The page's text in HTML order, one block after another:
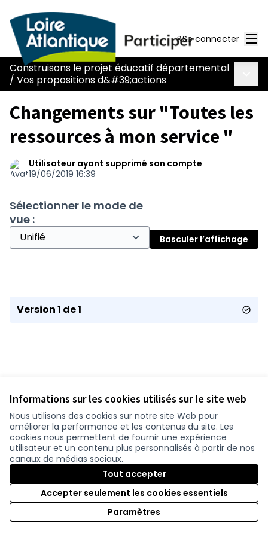
Informations sur les cookies utilisés sur le site web
Nous utilisons des cookies sur notre site Web pour
améliorer la performance et les contenus du site. Les
cookies nous permettent de fournir une expérience
utilisateur et un contenu plus personnalisés à partir de nos
canaux de médias sociaux.
Tout accepter
Accepter seulement les cookies essentiels
Paramètres
Se connecter
Construisons le projet éducatif départemental
/ Vos propositions d&#39;actions
Changements sur "Toutes les
ressources à mon service "
Utilisateur ayant supprimé son compte
19/06/2019 16:39
Sélectionner le mode de
vue :
Basculer l’affichage
Version 1 de 1
Conditions d'utilisation
Paramètres des cookies
participer.loire-atlantique.fr sur Facebook
(Nouvelle fenêtre)
participer.loire-atlantique.fr sur Instagram
(Nouvelle fenêtre)
participer.loire-atlantique.fr sur YouTube
(Nouvelle fenêtre)
Site réalisé grâce aulogiciel libre Decidim
(Nouvelle fenêtre)
.
Licence
(Nouvelle